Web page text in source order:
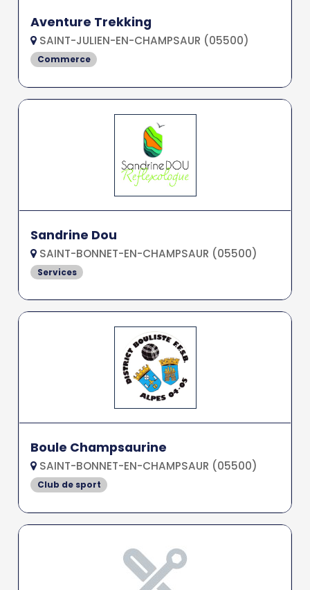
Aventure Trekking
SAINT-JULIEN-EN-CHAMPSAUR (05500)
Commerce
Sandrine Dou
SAINT-BONNET-EN-CHAMPSAUR (05500)
Services
Boule Champsaurine
SAINT-BONNET-EN-CHAMPSAUR (05500)
Club de sport